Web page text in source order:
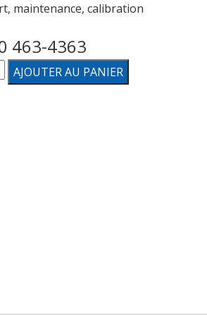
maintenance, calibration
463-4363
AJOUTER AU PANIER